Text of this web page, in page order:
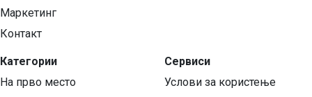
Маркетинг
Контакт
Категории
На прво место
Сервиси
Услови за користење